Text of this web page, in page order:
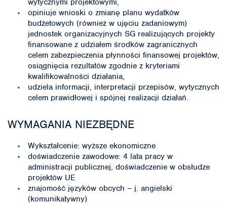
wytycznymi projektowymi,
opiniuje wnioski o zmianę planu wydatków
budżetowych (również w ujęciu zadaniowym)
jednostek organizacyjnych SG realizujących projekty
finansowane z udziałem środków zagranicznych
celem zabezpieczenia płynności finansowej projektów,
osiągnięcia rezultatów zgodnie z kryteriami
kwalifikowalności działania,
udziela informacji, interpretacji przepisów, wytycznych
celem prawidłowej i spójnej realizacji działań.
WYMAGANIA NIEZBĘDNE
Wykształcenie: wyższe ekonomiczne
doświadczenie zawodowe: 4 lata pracy w
administracji publicznej, doświadczenie w obsłudze
projektów UE
znajomość języków obcych – j. angielski
(komunikatywny)